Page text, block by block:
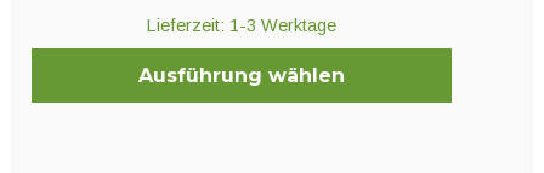
Lieferzeit: 1-3 Werktage
Ausführung wählen